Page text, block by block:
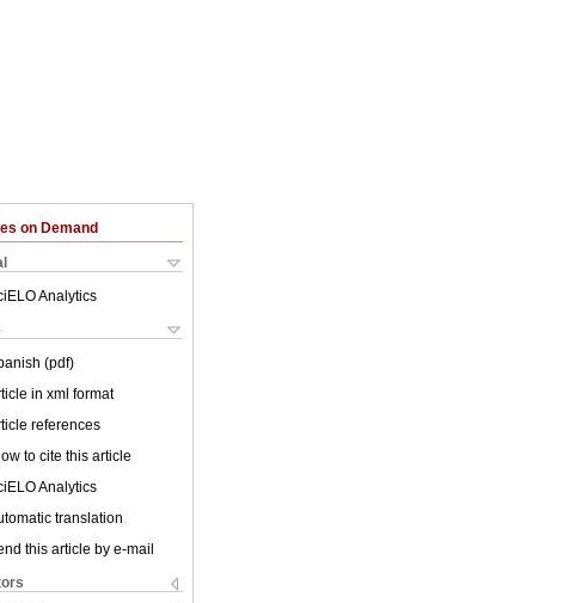
on Demand
Analytics
(pdf)
in xml format
references
to cite this article
Analytics
translation
this article by e-mail